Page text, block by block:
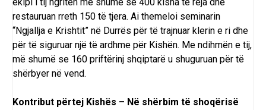
restauruan rreth 150 të tjera. Ai themeloi seminarin
“Ngjallja e Krishtit” në Durrës për të trajnuar klerin e ri dhe
për të siguruar një të ardhme për Kishën. Me ndihmën e tij,
më shumë se 160 priftërinj shqiptarë u shuguruan për të
shërbyer në vend.
Kontribut përtej Kishës – Në shërbim të shoqërisë